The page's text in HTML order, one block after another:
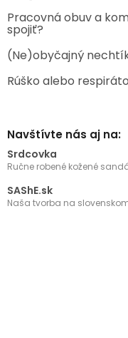
Pracovná obuv a
spojiť?
(Ne)obyčajný
Rúško alebo
Navštívte nás aj na:
Srdcovka
Ručne robené kožené
SAShE.sk
Naša tvorba na